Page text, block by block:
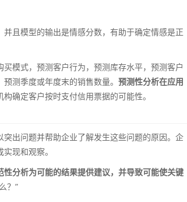
且模型的输出是情感分数，有助于确定情感是正
模式，预测客户行为，预测库存水平，预测客户
测季度或年度末的销售数量。预测性分析在应用
确定客户按时支付信用票据的可能性。
出问题并帮助企业了解发生这些问题的原因。企
现和观察。
性分析为可能的结果提供建议，并导致可能使关键
？”